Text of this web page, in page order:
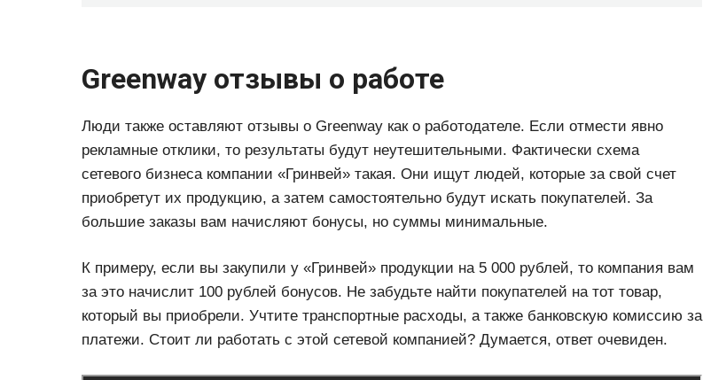
Greenway отзывы о работе
Люди также оставляют отзывы о Greenway как о работодателе. Если отмести явно
рекламные отклики, то результаты будут неутешительными. Фактически схема
сетевого бизнеса компании «Гринвей» такая. Они ищут людей, которые за свой счет
приобретут их продукцию, а затем самостоятельно будут искать покупателей. За
большие заказы вам начисляют бонусы, но суммы минимальные.
К примеру, если вы закупили у «Гринвей» продукции на 5 000 рублей, то компания вам
за это начислит 100 рублей бонусов. Не забудьте найти покупателей на тот товар,
который вы приобрели. Учтите транспортные расходы, а также банковскую комиссию за
платежи. Стоит ли работать с этой сетевой компанией? Думается, ответ очевиден.